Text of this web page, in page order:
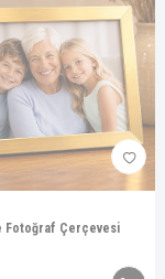
Fotoğraf Çerçevesi